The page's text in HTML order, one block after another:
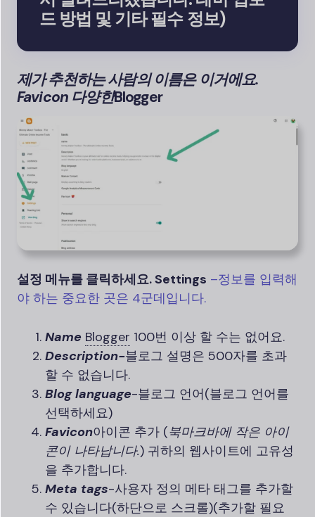
드 방법 및 기타 필수 정보)
제가 추천하는 사람의 이름은 이거에요.
Favicon 다양한Blogger
설정 메뉴를 클릭하세요. Settings –정보를 입력해
야 하는 중요한 곳은 4군데입니다.
Name Blogger 100번 이상 할 수는 없어요.
Description-블로그 설명은 500자를 초과
할 수 없습니다.
Blog language-블로그 언어(블로그 언어를
선택하세요)
Favicon아이콘 추가 (북마크바에 작은 아이
콘이 나타납니다.) 귀하의 웹사이트에 고유성
을 추가합니다.
Meta tags-사용자 정의 메타 태그를 추가할
수 있습니다(하단으로 스크롤)(추가할 필요